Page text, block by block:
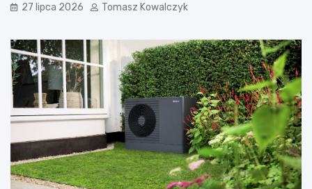
27 lipca 2026 Tomasz Kowalczyk